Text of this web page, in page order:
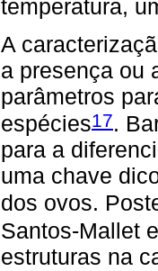
temperatura,
A
a presença ou
parâmetros
espécies17.
para a
uma chave
dos ovos.
Santos-Mallet
estruturas na